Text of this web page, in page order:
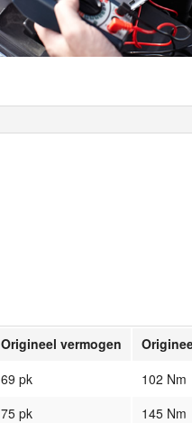
Origineel vermogen
69 pk
102 Nm
75 pk 145 Nm